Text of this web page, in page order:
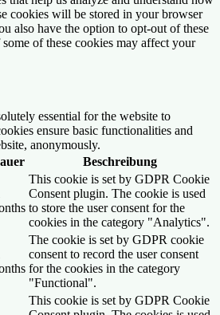
cookies will be stored in your browser
also have the option to opt-out of these
of these cookies may affect your
essential for the website to
ensure basic functionalities and
anonymously.
Beschreibung
This cookie is set by GDPR Cookie
Consent plugin. The cookie is used
to store the user consent for the
cookies in the category "Analytics".
The cookie is set by GDPR cookie
consent to record the user consent
for the cookies in the category
"Functional".
This cookie is set by GDPR Cookie